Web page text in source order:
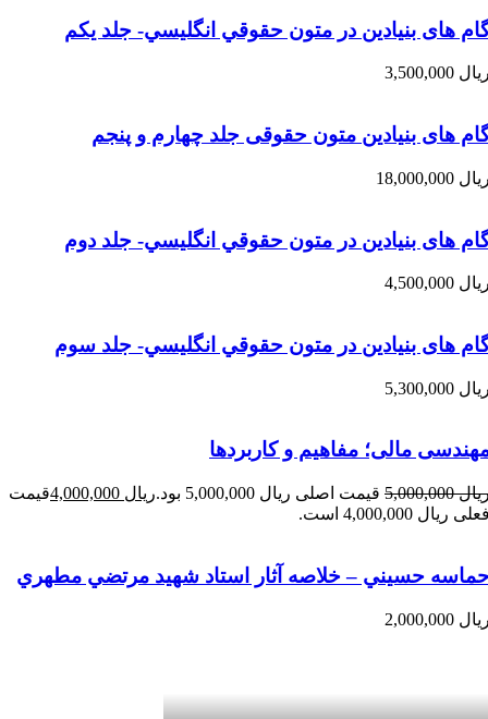
های بنیادین در متون حقوقي انگليسي- جلد يكم
های بنیادین متون حقوقی جلد چهارم و پنجم
های بنیادین در متون حقوقي انگليسي- جلد دوم
های بنیادین در متون حقوقي انگليسي- جلد سوم
مالی؛ مفاهیم و کاربردها
5,000,000 قیمت اصلی ریال 5,000,000 بود. ریال
قیمت
ریال 4,000,000 است.
حسيني – خلاصه آثار استاد شهيد مرتضي مطهري